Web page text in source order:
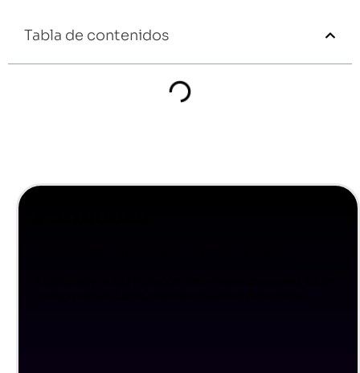
Tabla de contenidos